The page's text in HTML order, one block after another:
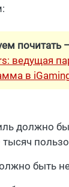
почитать
ведущая
в
должно
быть